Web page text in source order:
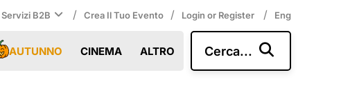
Servizi B2B / Crea Il Tuo Evento / Login or Register / Eng
AUTUNNO CINEMA ALTRO Cerca...